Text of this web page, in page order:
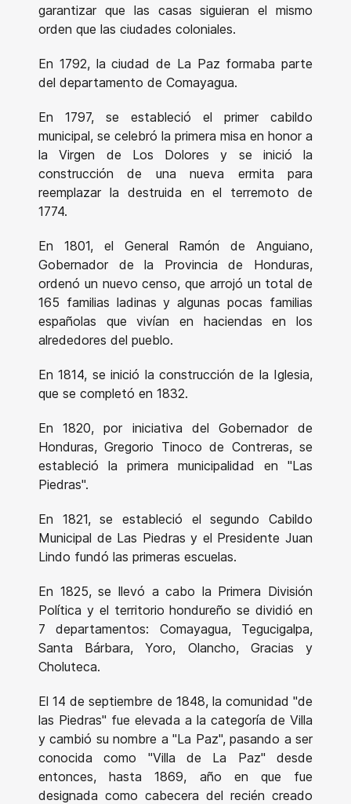
garantizar que las casas siguieran el mismo
orden que las ciudades coloniales.
En 1792, la ciudad de La Paz formaba parte
del departamento de Comayagua.
En 1797, se estableció el primer cabildo
municipal, se celebró la primera misa en honor a
la Virgen de Los Dolores y se inició la
construcción de una nueva ermita para
reemplazar la destruida en el terremoto de
1774.
En 1801, el General Ramón de Anguiano,
Gobernador de la Provincia de Honduras,
ordenó un nuevo censo, que arrojó un total de
165 familias ladinas y algunas pocas familias
españolas que vivían en haciendas en los
alrededores del pueblo.
En 1814, se inició la construcción de la Iglesia,
que se completó en 1832.
En 1820, por iniciativa del Gobernador de
Honduras, Gregorio Tinoco de Contreras, se
estableció la primera municipalidad en "Las
Piedras".
En 1821, se estableció el segundo Cabildo
Municipal de Las Piedras y el Presidente Juan
Lindo fundó las primeras escuelas.
En 1825, se llevó a cabo la Primera División
Política y el territorio hondureño se dividió en
7 departamentos: Comayagua, Tegucigalpa,
Santa Bárbara, Yoro, Olancho, Gracias y
Choluteca.
El 14 de septiembre de 1848, la comunidad "de
las Piedras" fue elevada a la categoría de Villa
y cambió su nombre a "La Paz", pasando a ser
conocida como "Villa de La Paz" desde
entonces, hasta 1869, año en que fue
designada como cabecera del recién creado